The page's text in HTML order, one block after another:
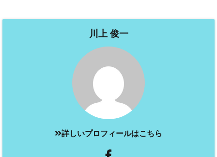
川上 俊一
詳しいプロフィールはこちら